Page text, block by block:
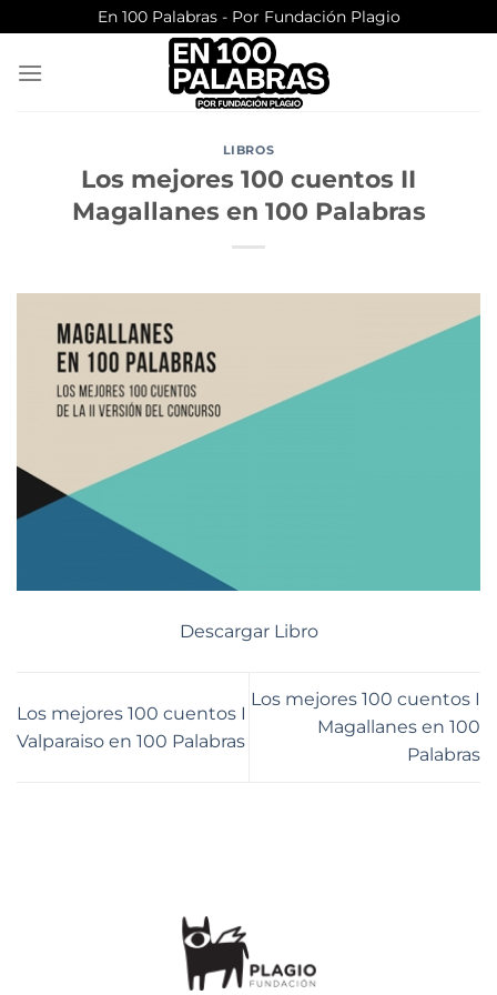
al
contenido
En 100 Palabras - Por Fundación Plagio
LIBROS
Los mejores 100 cuentos II
Magallanes en 100 Palabras
Descargar Libro
Los mejores 100 cuentos I
Valparaiso en 100 Palabras
Los mejores 100 cuentos I
Magallanes en 100
Palabras